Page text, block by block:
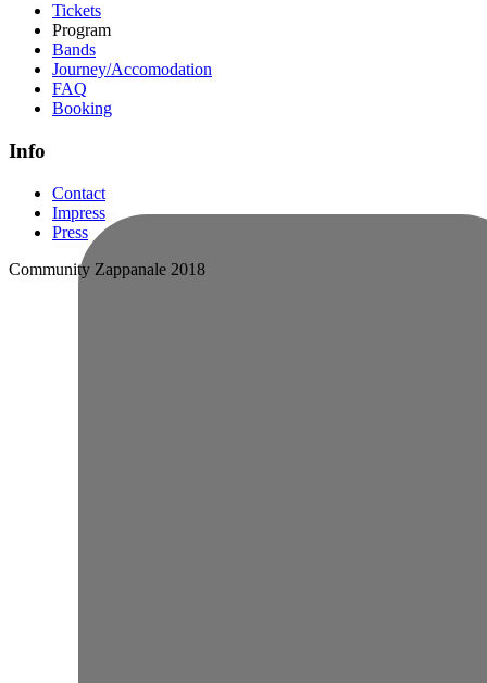
Tickets
Program
Bands
Journey/Accomodation
FAQ
Booking
Info
Contact
Impress
Press
Community Zappanale 2018